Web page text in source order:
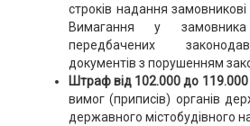
строків надання
Вимагання у
передбачених
документів з порушенням
Штраф від 102.000 до 119.000
вимог (приписів) органів
державного містобудівного